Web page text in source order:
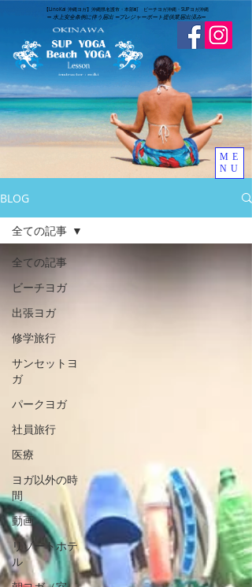
​【LinoKai 沖縄ヨガ】沖縄県名護市・本部町 ビーチヨガ沖縄・SUPヨガ沖縄
➖ 水上安全条例に伴う届出 ➖​プレジャーボート提供業届出済み➖
ME
NU
BLOG
全ての記事
ビーチヨガ
出張ヨガ
修学旅行
サンセットヨ
ガ
パークヨガ
社員旅行
医療
ヨガ以外の時
間
動画
リゾートホテ
ル
全ての記事